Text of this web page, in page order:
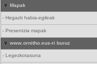
Mapak
- Hegazti habia-egileak
- Presentzia mapak
www.ornitho.eus-ri buruz
- Legezkotasuna